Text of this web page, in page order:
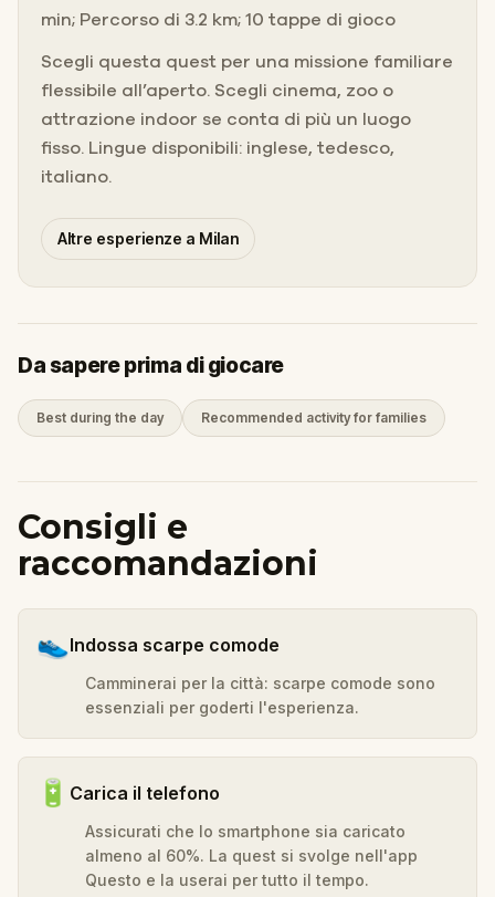
min; Percorso di 3.2 km; 10 tappe di gioco
Scegli questa quest per una missione familiare
flessibile all’aperto. Scegli cinema, zoo o
attrazione indoor se conta di più un luogo
fisso. Lingue disponibili: inglese, tedesco,
italiano.
Altre esperienze a Milan
Da sapere prima di giocare
Best during the day Recommended activity for families
Consigli e
raccomandazioni
👟Indossa scarpe comode
Camminerai per la città: scarpe comode sono
essenziali per goderti l'esperienza.
🔋 Carica il telefono
Assicurati che lo smartphone sia caricato
almeno al 60%. La quest si svolge nell'app
Questo e la userai per tutto il tempo.